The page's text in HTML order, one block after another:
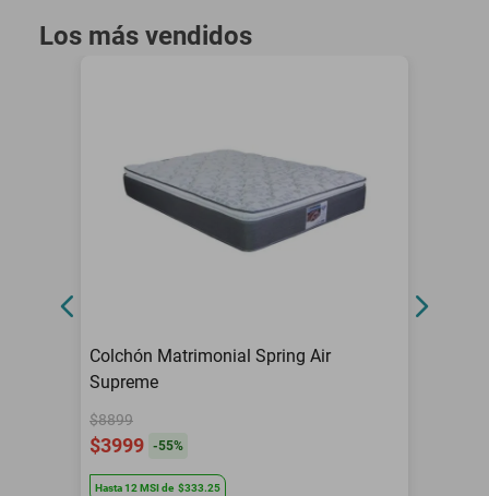
Los más vendidos
Colchón Matrimonial Spring Air
Supreme
$8899
$3999 -55%
Hasta12 MSIde $333.25